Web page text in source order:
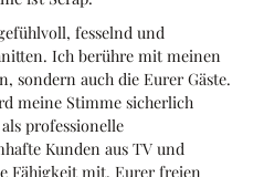
fesselnd und
Ich berühre mit meinen
sondern auch die Eurer Gäste.
meine Stimme sicherlich
professionelle
Kunden aus TV und
Fähigkeit mit, Eurer freien